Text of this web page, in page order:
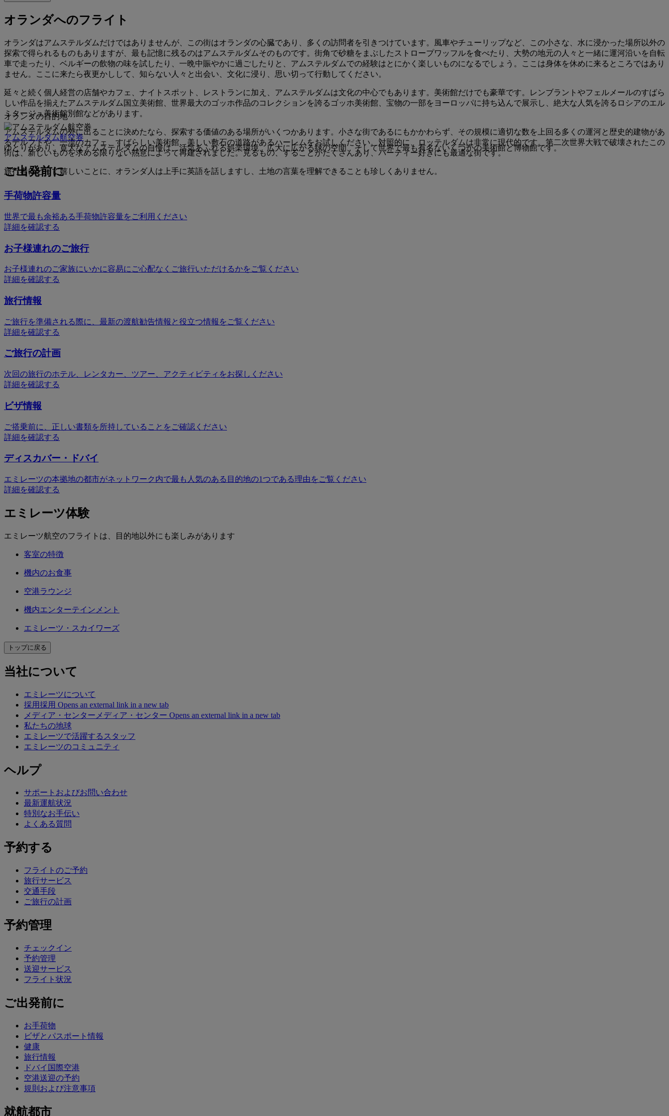
オランダへのフライト
オランダはアムステルダムだけではありませんが、この街はオランダの心臓であり、多くの訪問者を引きつけています。風車やチューリップなど、この小さな、水に浸かった場所以外の
探索で得られるものもありますが、最も記憶に残るのはアムステルダムそのものです。街角で砂糖をまぶしたストロープワッフルを食べたり、大勢の地元の人々と一緒に運河沿いを自転
車で走ったり、ベルギーの飲物の味を試したり、一晩中賑やかに過ごしたりと、アムステルダムでの経験はとにかく楽しいものになるでしょう。ここは身体を休めに来るところではあり
ません。ここに来たら夜更かしして、知らない人々と出会い、文化に浸り、思い切って行動してください。
延々と続く個人経営の店舗やカフェ、ナイトスポット、レストランに加え、アムステルダムは文化の中心でもあります。美術館だけでも豪華です。レンブラントやフェルメールのすばら
しい作品を揃えたアムステルダム国立美術館、世界最大のゴッホ作品のコレクションを誇るゴッホ美術館、宝物の一部をヨーロッパに持ち込んで展示し、絶大な人気を誇るロシアのエル
ミタージュ美術館別館などがあります。
アムステルダムの外に出ることに決めたなら、探索する価値のある場所がいくつかあります。小さな街であるにもかかわらず、その規模に適切な数を上回る多くの運河と歴史的建物があ
るデルフトや、一流のカフェ、すばらしい美術館、美しい敷石の道路があるハーレムをお試しください。対照的に、ロッテルダムは非常に現代的です。第二次世界大戦で破壊されたこの
街は、新しいものを求める限りない熱意によって再建されました。見るもの、することがたくさんあり、パーティー好きにも最適な街です。
旅行者にとって嬉しいことに、オランダ人は上手に英語を話しますし、土地の言葉を理解できることも珍しくありません。
オランダの目的地
アムステルダム航空券
ゆとりがあり、寛大なアムステルダムの自慢は、活気あふれる娯楽環境、広大に広がる緑の空間、そして世界で最も有名ないくつかの美術館と博物館です。
ご出発前に
手荷物許容量
世界で最も余裕ある手荷物許容量をご利用ください
詳細を確認する
お子様連れのご旅行
お子様連れのご家族にいかに容易にご心配なくご旅行いただけるかをご覧ください
詳細を確認する
旅行情報
ご旅行を準備される際に、最新の渡航勧告情報と役立つ情報をご覧ください
詳細を確認する
ご旅行の計画
次回の旅行のホテル、レンタカー、ツアー、アクティビティをお探しください
詳細を確認する
ビザ情報
ご搭乗前に、正しい書類を所持していることをご確認ください
詳細を確認する
ディスカバー・ドバイ
エミレーツの本拠地の都市がネットワーク内で最も人気のある目的地の1つである理由をご覧ください
詳細を確認する
エミレーツ体験
エミレーツ航空のフライトは、目的地以外にも楽しみがあります
客室の特徴
機内のお食事
空港ラウンジ
機内エンターテインメント
エミレーツ・スカイワーズ
トップに戻る
当社について
エミレーツについて
採用採用 Opens an external link in a new tab
メディア・センター メディア・センター Opens an external link in a new tab
私たちの地球
エミレーツで活躍するスタッフ
エミレーツのコミュニティ
ヘルプ
サポートおよびお問い合わせ
最新運航状況
特別なお手伝い
よくある質問
予約する
フライトのご予約
旅行サービス
交通手段
ご旅行の計画
予約管理
チェックイン
予約管理
送迎サービス
フライト状況
ご出発前に
お手荷物
ビザとパスポート情報
健康
旅行情報
ドバイ国際空港
空港送迎の予約
規則および注意事項
就航都市